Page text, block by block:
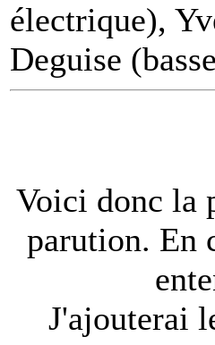
électrique),
Deguise
Voici donc la
parution. En
J'ajouterai